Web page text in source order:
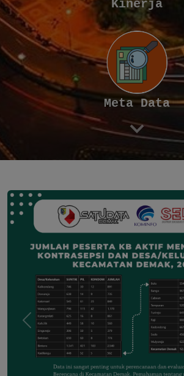
Kinerja
Meta Data
Previous